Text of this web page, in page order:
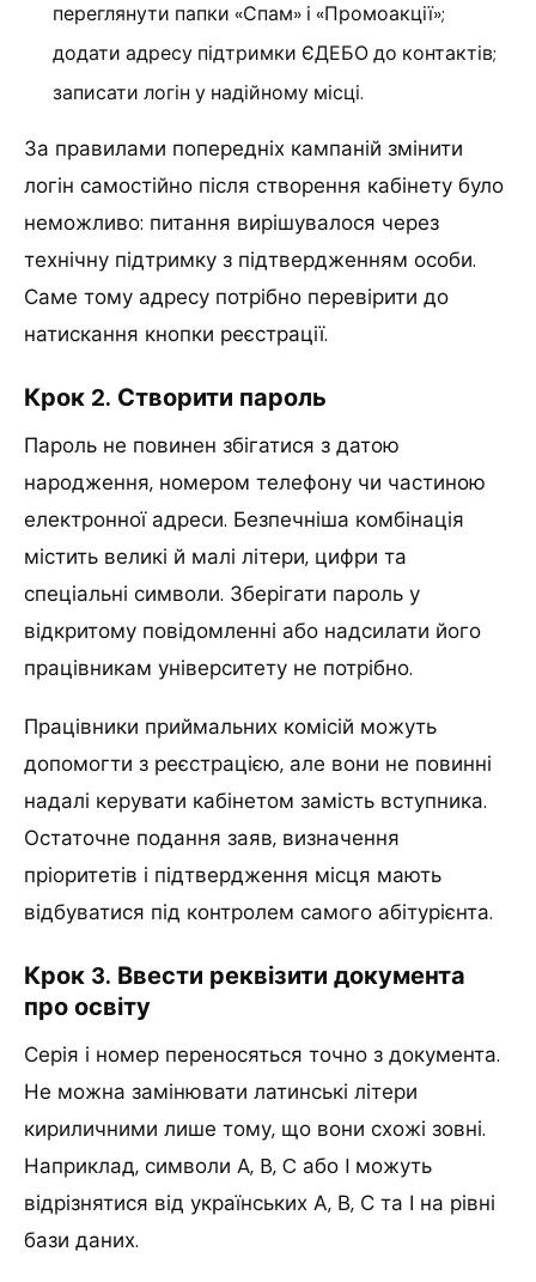
переглянути папки «Спам» і «Промоакції»;
додати адресу підтримки ЄДЕБО до контактів;
записати логін у надійному місці.
За правилами попередніх кампаній змінити
логін самостійно після створення кабінету було
неможливо: питання вирішувалося через
технічну підтримку з підтвердженням особи.
Саме тому адресу потрібно перевірити до
натискання кнопки реєстрації.
Крок 2. Створити пароль
Пароль не повинен збігатися з датою
народження, номером телефону чи частиною
електронної адреси. Безпечніша комбінація
містить великі й малі літери, цифри та
спеціальні символи. Зберігати пароль у
відкритому повідомленні або надсилати його
працівникам університету не потрібно.
Працівники приймальних комісій можуть
допомогти з реєстрацією, але вони не повинні
надалі керувати кабінетом замість вступника.
Остаточне подання заяв, визначення
пріоритетів і підтвердження місця мають
відбуватися під контролем самого абітурієнта.
Крок 3. Ввести реквізити документа
про освіту
Серія і номер переносяться точно з документа.
Не можна замінювати латинські літери
кириличними лише тому, що вони схожі зовні.
Наприклад, символи A, B, C або I можуть
відрізнятися від українських А, В, С та І на рівні
бази даних.